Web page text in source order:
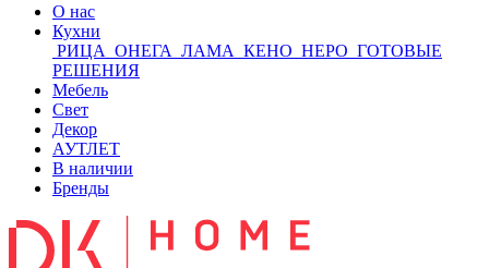
О нас
Кухни
РИЦА ОНЕГА ЛАМА КЕНО НЕРО ГОТОВЫЕ
РЕШЕНИЯ
Мебель
Свет
Декор
АУТЛЕТ
В наличии
Бренды